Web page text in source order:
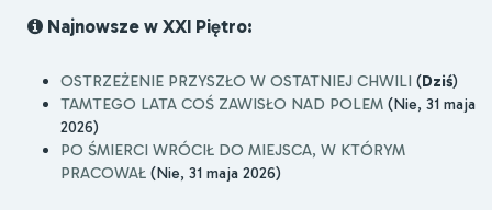
Najnowsze w XXI Piętro:
OSTRZEŻENIE PRZYSZŁO W OSTATNIEJ CHWILI (Dziś)
TAMTEGO LATA COŚ ZAWISŁO NAD POLEM (Nie, 31 maja
2026)
PO ŚMIERCI WRÓCIŁ DO MIEJSCA, W KTÓRYM
PRACOWAŁ (Nie, 31 maja 2026)